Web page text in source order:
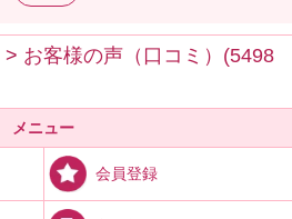
> お客様の声（口コミ）(5498
メニュー
会員登録